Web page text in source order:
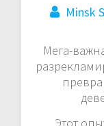
Minsk
Мега-
Этот